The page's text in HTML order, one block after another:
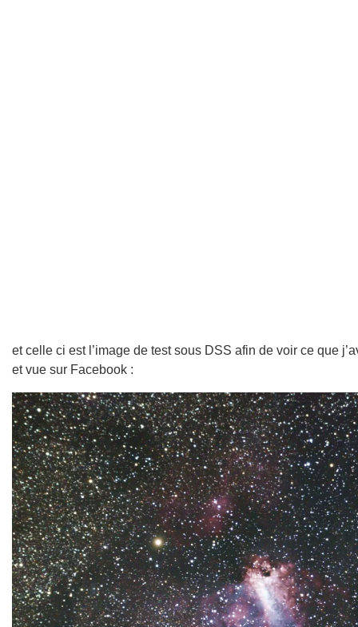
et celle ci est l’image de test sous DSS afin de voir ce que
et vue sur Facebook :